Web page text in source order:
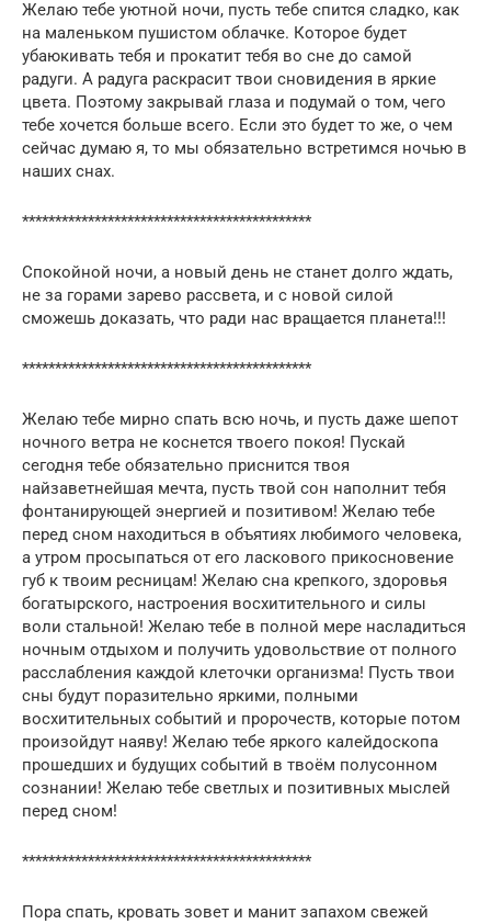
Желаю тебе уютной ночи, пусть тебе спится сладко, как
на маленьком пушистом облачке. Которое будет
убаюкивать тебя и прокатит тебя во сне до самой
радуги. А радуга раскрасит твои сновидения в яркие
цвета. Поэтому закрывай глаза и подумай о том, чего
тебе хочется больше всего. Если это будет то же, о чем
сейчас думаю я, то мы обязательно встретимся ночью в
наших снах.
********************************************
Спокойной ночи, а новый день не станет долго ждать,
не за горами зарево рассвета, и с новой силой
сможешь доказать, что ради нас вращается планета!!!
********************************************
Желаю тебе мирно спать всю ночь, и пусть даже шепот
ночного ветра не коснется твоего покоя! Пускай
сегодня тебе обязательно приснится твоя
найзаветнейшая мечта, пусть твой сон наполнит тебя
фонтанирующей энергией и позитивом! Желаю тебе
перед сном находиться в объятиях любимого человека,
а утром просыпаться от его ласкового прикосновение
губ к твоим ресницам! Желаю сна крепкого, здоровья
богатырского, настроения восхитительного и силы
воли стальной! Желаю тебе в полной мере насладиться
ночным отдыхом и получить удовольствие от полного
расслабления каждой клеточки организма! Пусть твои
сны будут поразительно яркими, полными
восхитительных событий и пророчеств, которые потом
произойдут наяву! Желаю тебе яркого калейдоскопа
прошедших и будущих событий в твоём полусонном
сознании! Желаю тебе светлых и позитивных мыслей
перед сном!
********************************************
Пора спать, кровать зовет и манит запахом свежей